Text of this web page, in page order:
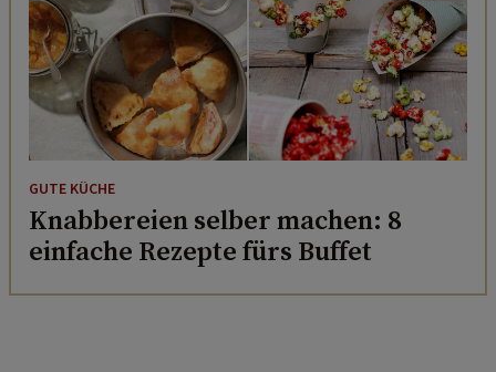
GUTE KÜCHE
Knabbereien selber machen: 8
einfache Rezepte fürs Buffet